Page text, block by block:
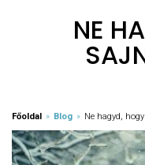
NE
Főoldal » Blog » Ne hagyd,